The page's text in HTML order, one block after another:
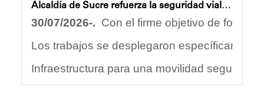
Alcaldía de Sucre refuerza la seguridad vial con trabajos de demarcación en la parroquia Leoncio Martínez
30/07/2026-. Con el firme objetivo de
Los trabajos se desplegaron
Infraestructura para una movilidad segura